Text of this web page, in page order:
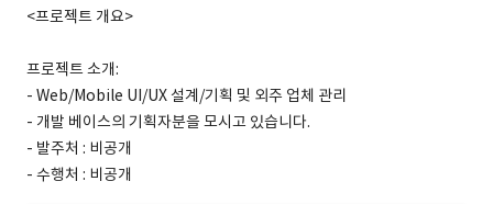
<프로젝트 개요>
프로젝트 소개:
- Web/Mobile UI/UX 설계/기획 및 외주 업체 관리
- 개발 베이스의 기획자분을 모시고 있습니다.
- 발주처 : 비공개
- 수행처 : 비공개